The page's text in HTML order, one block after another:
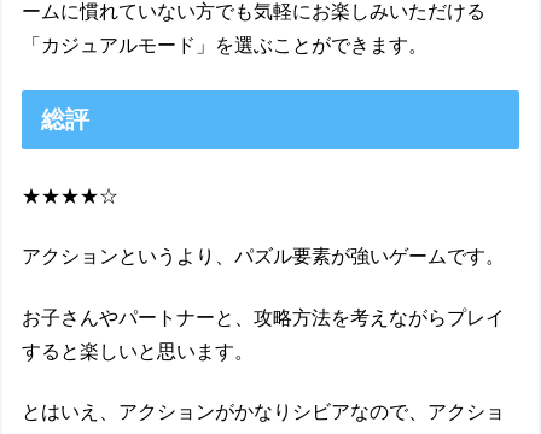
ームに慣れていない方でも気軽にお楽しみいただける
「カジュアルモード」を選ぶことができます。
総評
★★★★☆
アクションというより、パズル要素が強いゲームです。
お子さんやパートナーと、攻略方法を考えながらプレイ
すると楽しいと思います。
とはいえ、アクションがかなりシビアなので、アクショ